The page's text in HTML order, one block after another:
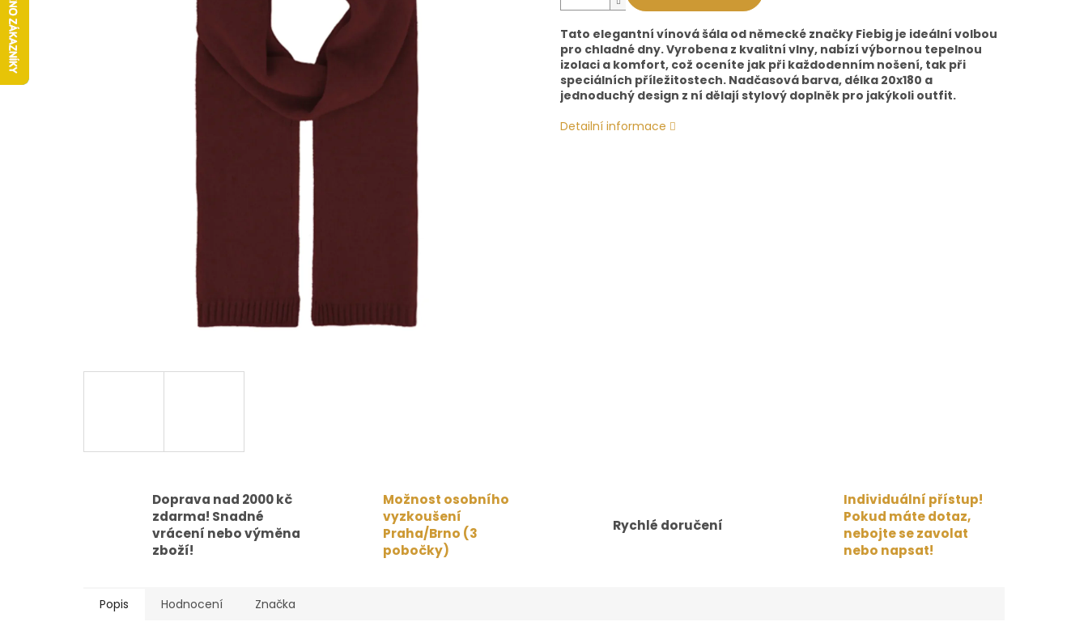
Tato elegantní vínová šála od německé značky Fiebig je ideální volbou
pro chladné dny. Vyrobena z kvalitní vlny, nabízí výbornou tepelnou
izolaci a komfort, což oceníte jak při každodenním nošení, tak při
speciálních příležitostech. Nadčasová barva, délka 20x180 a
jednoduchý design z ní dělají stylový doplněk pro jakýkoli outfit.
Detailní informace
Doprava nad 2000 kč
zdarma! Snadné
vrácení nebo výměna
zboží!
Možnost osobního
vyzkoušení
Praha/Brno (3
pobočky)
Rychlé doručení
Individuální přístup!
Pokud máte dotaz,
nebojte se zavolat
nebo napsat!
Popis Hodnocení Značka